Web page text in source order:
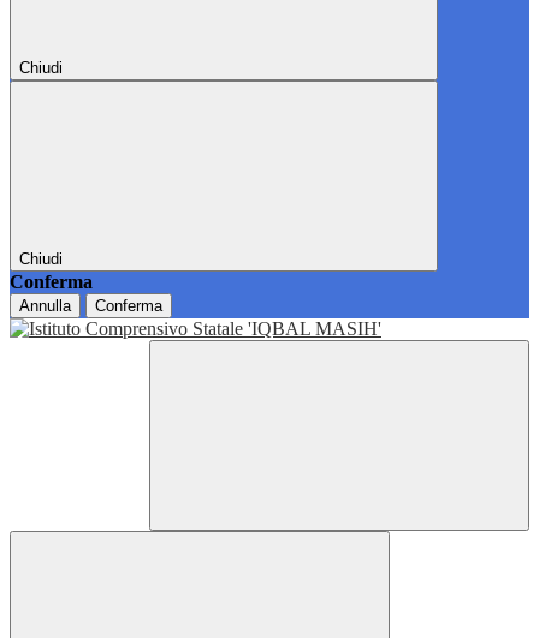
Chiudi
Chiudi
Conferma
Annulla Conferma